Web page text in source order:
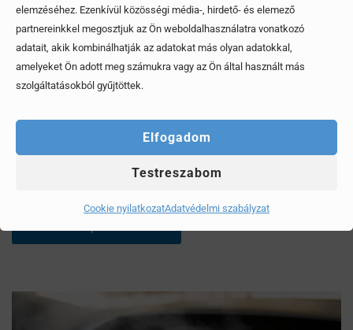
elemzéséhez. Ezenkívül közösségi média-, hirdető- és elemező
partnereinkkel megosztjuk az Ön weboldalhasználatra vonatkozó
adatait, akik kombinálhatják az adatokat más olyan adatokkal,
amelyeket Ön adott meg számukra vagy az Ön által használt más
szolgáltatásokból gyűjtöttek.
Elfogadom
Testreszabom
Cookie nyilatkozatAdatvédelmi szabályzat
Mi az a 3 kérdés, amit mindenképp tegyünk fel az